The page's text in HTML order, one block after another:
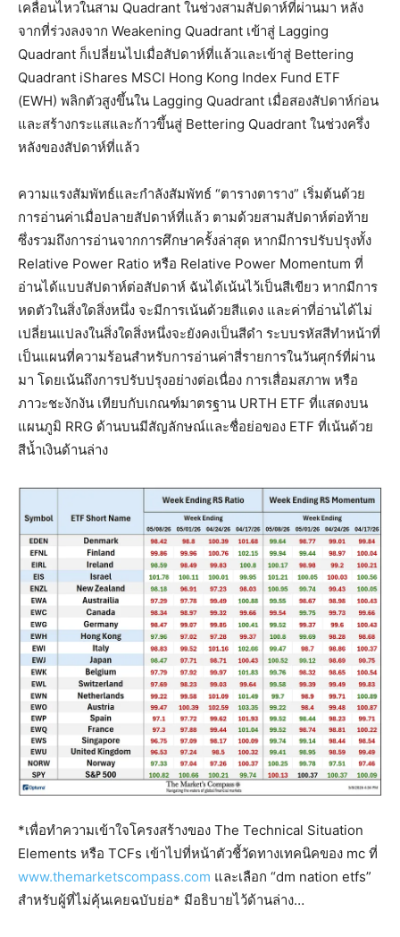
เคลื่อนไหวในสาม Quadrant ในช่วงสามสัปดาห์ที่ผ่านมา หลัง
จากที่ร่วงลงจาก Weakening Quadrant เข้าสู่ Lagging
Quadrant ก็เปลี่ยนไปเมื่อสัปดาห์ที่แล้วและเข้าสู่ Bettering
Quadrant iShares MSCI Hong Kong Index Fund ETF
(EWH) พลิกตัวสูงขึ้นใน Lagging Quadrant เมื่อสองสัปดาห์ก่อน
และสร้างกระแสและก้าวขึ้นสู่ Bettering Quadrant ในช่วงครึ่ง
หลังของสัปดาห์ที่แล้ว
ความแรงสัมพัทธ์และกำลังสัมพัทธ์ “ตารางตาราง” เริ่มต้นด้วย
การอ่านค่าเมื่อปลายสัปดาห์ที่แล้ว ตามด้วยสามสัปดาห์ต่อท้าย
ซึ่งรวมถึงการอ่านจากการศึกษาครั้งล่าสุด หากมีการปรับปรุงทั้ง
Relative Power Ratio หรือ Relative Power Momentum ที่
อ่านได้แบบสัปดาห์ต่อสัปดาห์ ฉันได้เน้นไว้เป็นสีเขียว หากมีการ
หดตัวในสิ่งใดสิ่งหนึ่ง จะมีการเน้นด้วยสีแดง และค่าที่อ่านได้ไม่
เปลี่ยนแปลงในสิ่งใดสิ่งหนึ่งจะยังคงเป็นสีดำ ระบบรหัสสีทำหน้าที่
เป็นแผนที่ความร้อนสำหรับการอ่านค่าสี่รายการในวันศุกร์ที่ผ่าน
มา โดยเน้นถึงการปรับปรุงอย่างต่อเนื่อง การเสื่อมสภาพ หรือ
ภาวะชะงักงัน เทียบกับเกณฑ์มาตรฐาน URTH ETF ที่แสดงบน
แผนภูมิ RRG ด้านบนมีสัญลักษณ์และชื่อย่อของ ETF ที่เน้นด้วย
สีน้ำเงินด้านล่าง
*เพื่อทำความเข้าใจโครงสร้างของ The Technical Situation
Elements หรือ TCFs เข้าไปที่หน้าตัวชี้วัดทางเทคนิคของ mc ที่
www.themarketscompass.com และเลือก “dm nation etfs”
สำหรับผู้ที่ไม่คุ้นเคยฉบับย่อ* มีอธิบายไว้ด้านล่าง…